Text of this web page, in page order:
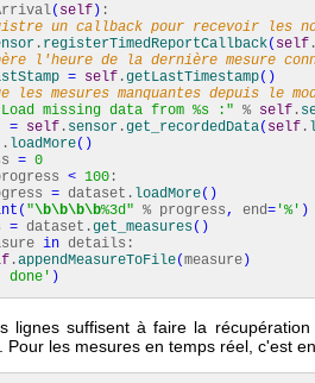
( self) :
un callback pour recevoir les
. registerTimedReportCallback( self .
l'heure de la dernière mesure
= self .getLastTimestamp( )
les mesures manquantes depuis le
missing data from %s :" % self .
= self . sensor .get_recordedData( self .
loadMore( )
= 0
< 100 :
= dataset. loadMore( )
( "\b\b\b\b%3d" % progress, end= '%' )
= dataset.get_measures( )
in details:
.appendMeasureToFile(measure)
done' )
lignes suffisent à faire la
Pour les mesures en temps réel, c'est